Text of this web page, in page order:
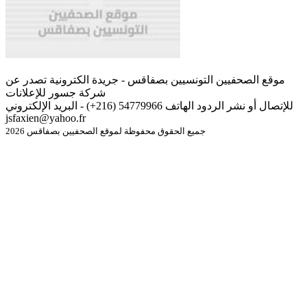
موقع الصحفيين التونسيين بصفاقس - جريدة الكترونية تصدر عن
شركة جسور للإعلانات
للإتصال أو نشر الردود الهاتف 54779966 (216+) - البريد الإلكتروني
jsfaxien@yahoo.fr
جميع الحقوق محفوظة لموقع الصحفيين بصفاقس 2026